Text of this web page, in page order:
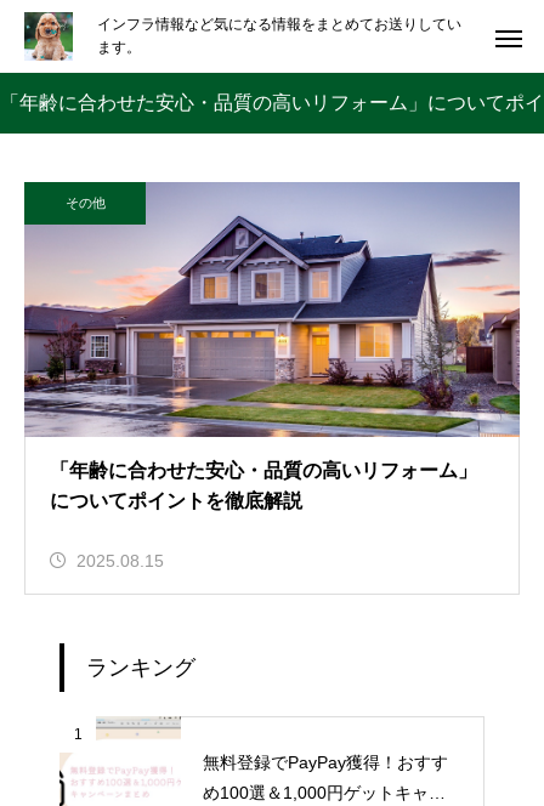
インフラ情報など気になる情報をまとめてお送りしてい
ます。
「年齢に合わせた安心・品質の高いリフォーム」についてポイ
その他
「年齢に合わせた安心・品質の高いリフォーム」
についてポイントを徹底解説
2025.08.15
ランキング
1
無料登録でPayPay獲得！おすす
め100選＆1,000円ゲットキャン